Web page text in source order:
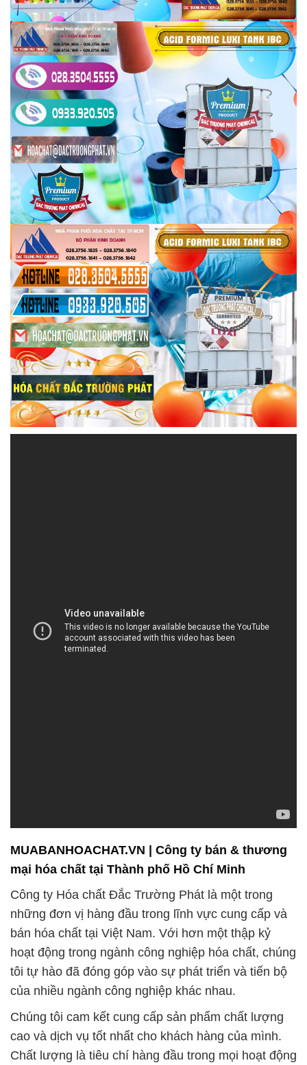
MUABANHOACHAT.VN | Công ty bán & thương
mại hóa chất tại Thành phố Hồ Chí Minh
Công ty Hóa chất Đắc Trường Phát là một trong
những đơn vị hàng đầu trong lĩnh vực cung cấp và
bán hóa chất tại Việt Nam. Với hơn một thập kỷ
hoạt động trong ngành công nghiệp hóa chất, chúng
tôi tự hào đã đóng góp vào sự phát triển và tiến bộ
của nhiều ngành công nghiệp khác nhau.
Chúng tôi cam kết cung cấp sản phẩm chất lượng
cao và dịch vụ tốt nhất cho khách hàng của mình.
Chất lượng là tiêu chí hàng đầu trong mọi hoạt động